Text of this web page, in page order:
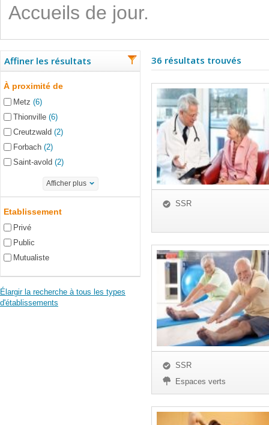
Accueils de jour.
Affiner les résultats
À proximité de
Metz (6)
Thionville (6)
Creutzwald (2)
Forbach (2)
Saint-avold (2)
Afficher plus
Etablissement
Privé
Public
Mutualiste
Élargir la recherche à tous les types
d'établissements
36 résultats trouvés
SSR
SSR
Espaces verts